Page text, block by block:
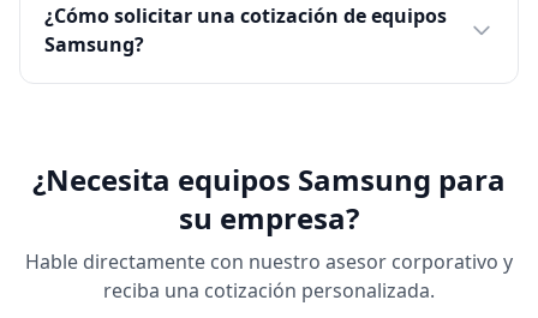
¿Cómo solicitar una cotización de equipos
Samsung?
¿Necesita equipos Samsung para
su empresa?
Hable directamente con nuestro asesor corporativo y
reciba una cotización personalizada.